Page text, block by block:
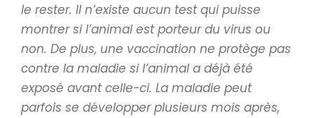
le rester. Il n’existe aucun test qui puisse
montrer si l’animal est porteur du virus ou
non. De plus, une vaccination ne protège pas
contre la maladie si l’animal a déjà été
exposé avant celle-ci. La maladie peut
parfois se développer plusieurs mois après,